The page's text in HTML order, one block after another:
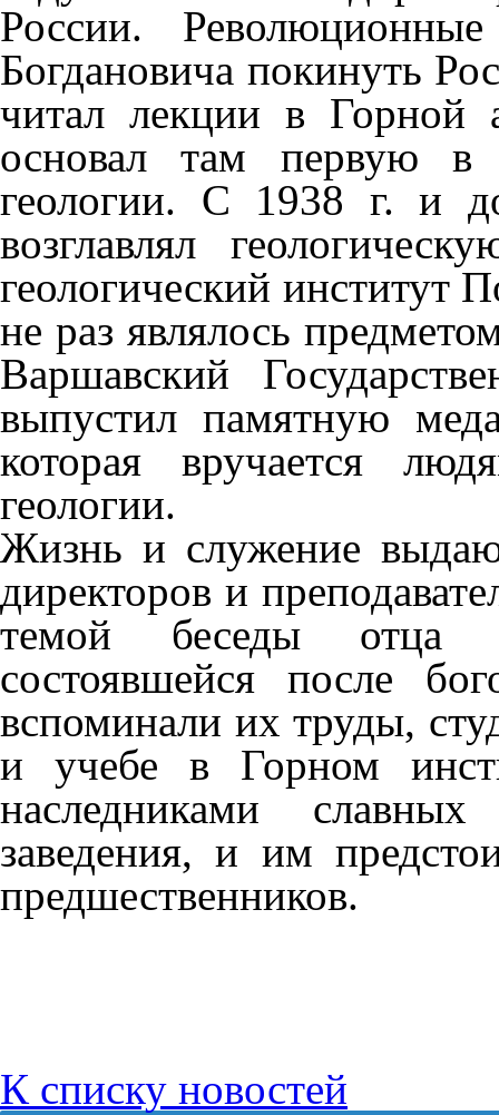
России.
Богдановича покинуть
читал лекции в Горной
основал там первую в
геологии. С 1938 г. и
возглавлял
геологический институт
не раз являлось
Варшавский
выпустил памятную
которая вручается
геологии.
Жизнь и служение
директоров и
темой беседы отца
состоявшейся после
вспоминали их труды,
и учебе в Горном
наследниками
заведения, и им
предшественников.
К списку новостей